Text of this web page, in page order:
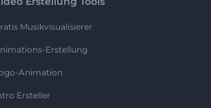
Musikvisualisierer
Erstellung
Animation
Ersteller